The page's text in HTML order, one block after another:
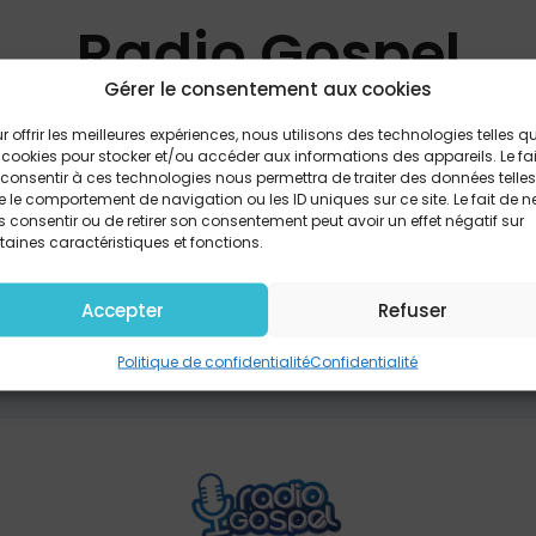
Gérer le consentement aux cookies
offrir les meilleures expériences, nous utilisons des technologies telles
pour stocker et/ou accéder aux informations des appareils. Le
à ces technologies nous permettra de traiter des données telles
le comportement de navigation ou les ID uniques sur ce site. Le fait de
consentir ou de retirer son consentement peut avoir un effet négatif sur
caractéristiques et fonctions.
Accepter Refuser
Politique de confidentialitéConfidentialité
Radio Gospel
de 9h à 10h avec Sabrina
PARTAGER